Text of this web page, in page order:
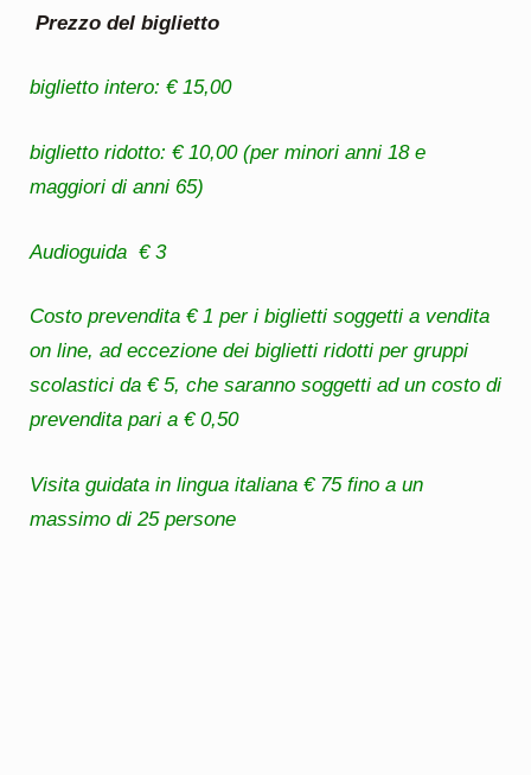
Prezzo del biglietto
biglietto intero: € 15,00
biglietto ridotto: € 10,00 (per minori anni 18 e
maggiori di anni 65)
Audioguida € 3
Costo prevendita € 1 per i biglietti soggetti a vendita
on line, ad eccezione dei biglietti ridotti per gruppi
scolastici da € 5, che saranno soggetti ad un costo di
prevendita pari a € 0,50
Visita guidata in lingua italiana € 75 fino a un
massimo di 25 persone